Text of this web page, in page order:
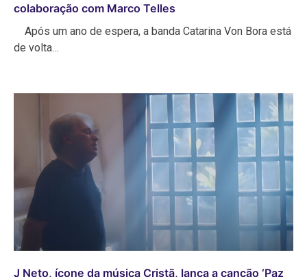
colaboração com Marco Telles
Após um ano de espera, a banda Catarina Von Bora está
de volta…
J Neto, ícone da música Cristã, lança a canção ‘Paz